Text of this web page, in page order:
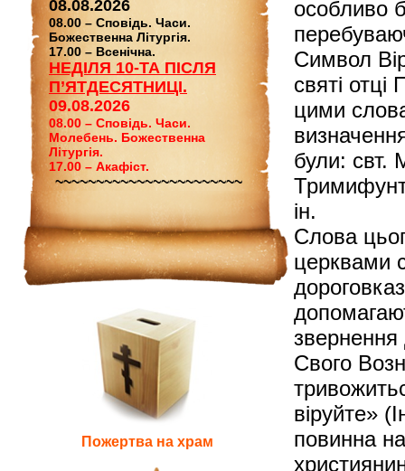
08.08.2026
08.00 – Сповідь. Часи.
Божественна Літургія.
17.00 – Всенічна.
НЕДІЛЯ 10-ТА ПІСЛЯ
П’ЯТДЕСЯТНИЦІ.
09.08.2026
08.00 – Сповідь. Часи.
Молебень. Божественна
Літургія.
17.00 – Акафіст.
~~~~~~~~~~~~~~~~~~~~~~~
Пожертва на храм
особливо
Символ
святі
цими
були: свт.
ін.
Слова
церквами
Свого
віруйте»
повинна